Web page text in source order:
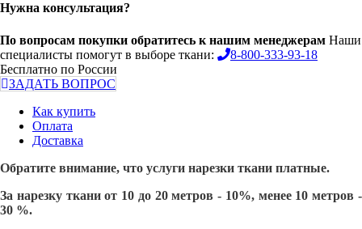
Нужна консультация?
По вопросам покупки обратитесь к нашим менеджерам Наши
специалисты помогут в выборе ткани:
8-800-333-93-18
Бесплатно по России
ЗАДАТЬ ВОПРОС
Как купить
Оплата
Доставка
Обратите внимание, что услуги нарезки ткани платные.
За нарезку ткани от 10 до 20 метров - 10%, менее 10 метров -
30 %.